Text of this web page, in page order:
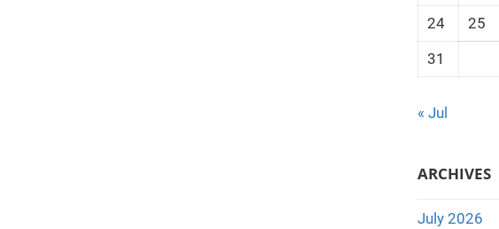
24
25
31
« Jul
ARCHIVES
July 2026